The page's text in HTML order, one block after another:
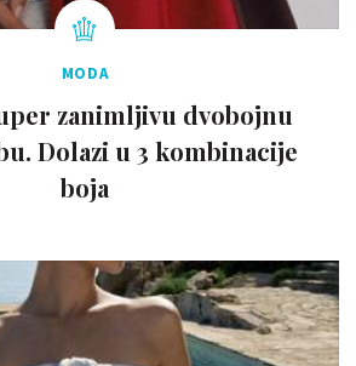
MODA
zanimljivu dvobojnu
Dolazi u 3 kombinacije
boja